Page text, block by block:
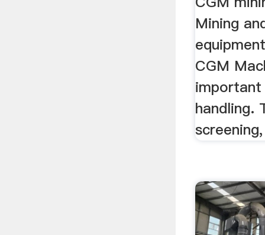
Mining
CGM
handling.